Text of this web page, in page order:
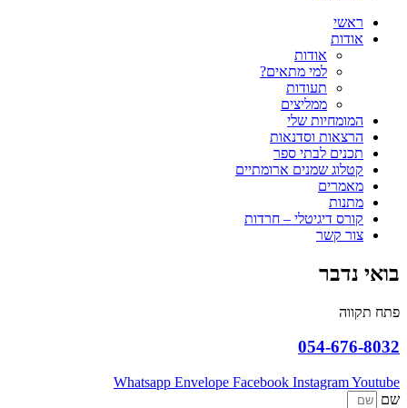
ראשי
אודות
אודות
למי מתאים?
תעודות
ממליצים
המומחיות שלי
הרצאות וסדנאות
תכנים לבתי ספר
קטלוג שמנים ארומתיים
מאמרים
מתנות
קורס דיגיטלי – חרדות
צור קשר
בואי נדבר
פתח תקווה
054-676-8032
Whatsapp Envelope Facebook InstagramYoutube
שם